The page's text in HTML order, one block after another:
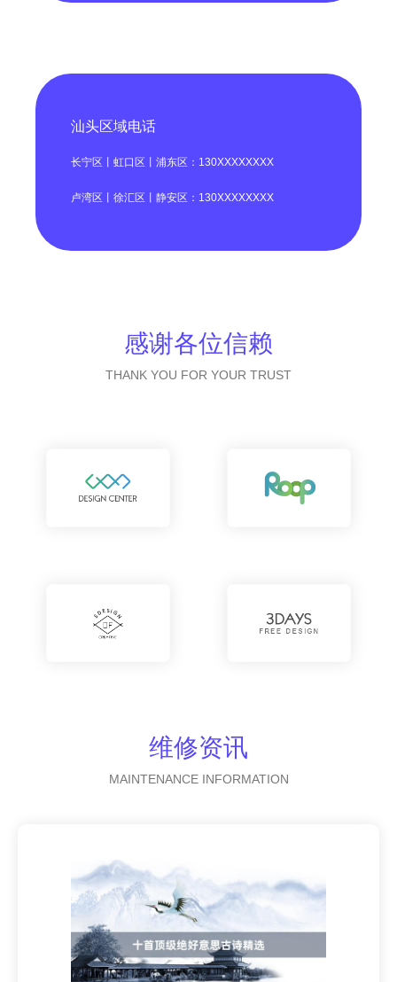
汕头区域电话
长宁区丨虹口区丨浦东区：130XXXXXXXX
卢湾区丨徐汇区丨静安区：130XXXXXXXX
感谢各位信赖
THANK YOU FOR YOUR TRUST
维修资讯
MAINTENANCE INFORMATION